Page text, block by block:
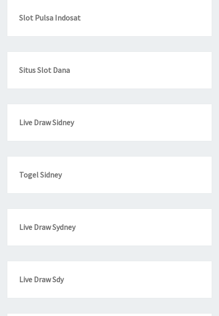
Slot Pulsa Indosat
Situs Slot Dana
Live Draw Sidney
Togel Sidney
Live Draw Sydney
Live Draw Sdy